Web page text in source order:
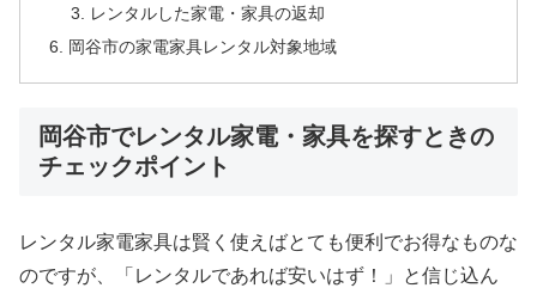
レンタルした家電・家具の返却
岡谷市の家電家具レンタル対象地域
岡谷市でレンタル家電・家具を探すときの
チェックポイント
レンタル家電家具は賢く使えばとても便利でお得なものな
のですが、「レンタルであれば安いはず！」と信じ込ん